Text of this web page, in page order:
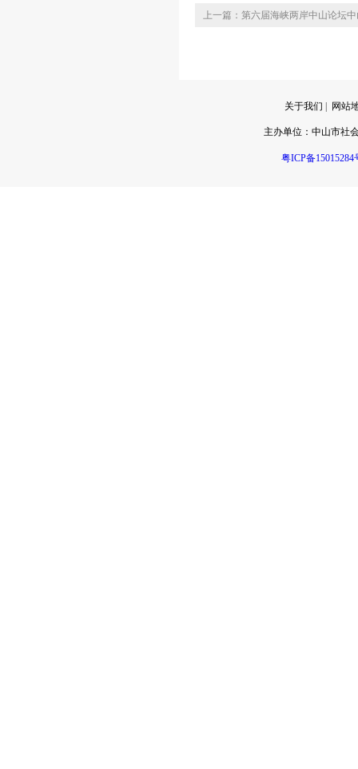
上一篇：第六届海峡两岸中山论坛
关于我们 | 网站
主办单位：中山市社
粤ICP备15015284